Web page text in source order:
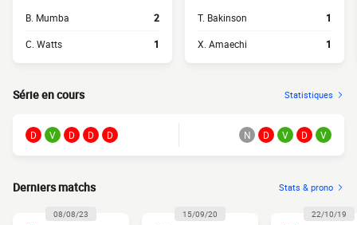
B. Mumba 2
C. Watts 1
T. Bakinson 1
X. Amaechi 1
Série en cours Statistiques
D V D D D N D V D V
Derniers matchs Stats & prono
08/08/23 15/09/20 22/10/19